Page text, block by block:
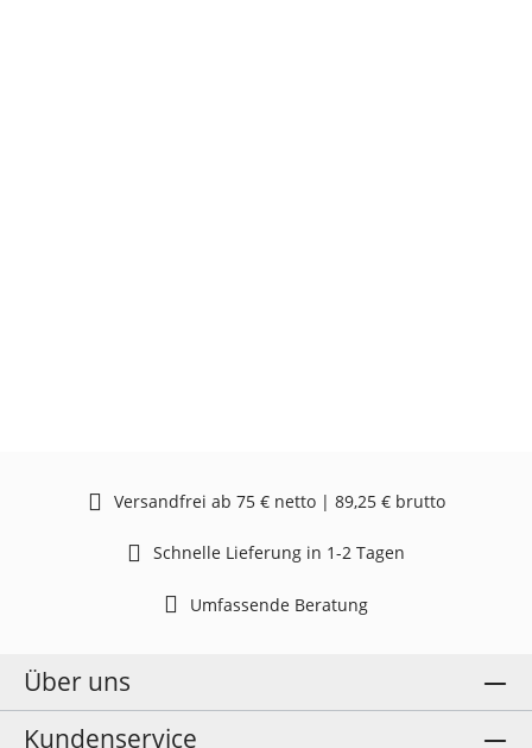
Versandfrei ab 75 € netto | 89,25 € brutto
Schnelle Lieferung in 1-2 Tagen
Umfassende Beratung
Über uns
Kundenservice